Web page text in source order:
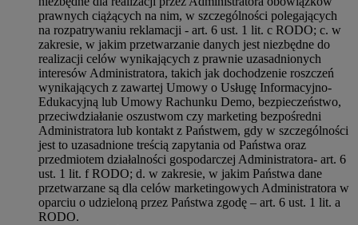
prawnych ciążących na nim, w szczególności polegających
na rozpatrywaniu reklamacji - art. 6 ust. 1 lit. c RODO; c. w
zakresie, w jakim przetwarzanie danych jest niezbędne do
realizacji celów wynikających z prawnie uzasadnionych
interesów Administratora, takich jak dochodzenie roszczeń
wynikających z zawartej Umowy o Usługę Informacyjno-
Edukacyjną lub Umowy Rachunku Demo, bezpieczeństwo,
przeciwdziałanie oszustwom czy marketing bezpośredni
Administratora lub kontakt z Państwem, gdy w szczególności
jest to uzasadnione treścią zapytania od Państwa oraz
przedmiotem działalności gospodarczej Administratora- art. 6
ust. 1 lit. f RODO; d. w zakresie, w jakim Państwa dane
przetwarzane są dla celów marketingowych Administratora w
oparciu o udzieloną przez Państwa zgodę – art. 6 ust. 1 lit. a
RODO.